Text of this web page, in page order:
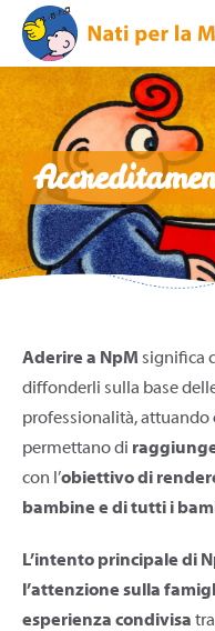
Aderire a NpM significa
diffonderli sulla base
professionalità, attuando
permettano di
con l’obiettivo di
bambine e di tutti i
L’intento principale di
l’attenzione sulla
esperienza condivisa